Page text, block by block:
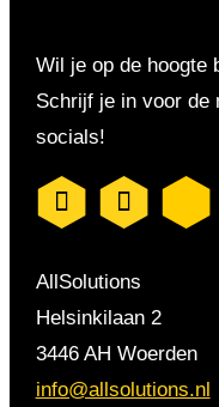
Wil je op de hoogte
Schrijf je in voor de
socials!
AllSolutions
Helsinkilaan 2
3446 AH Woerden
info@allsolutions.nl